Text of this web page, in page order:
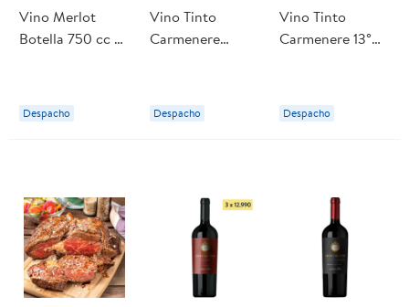
Vino Merlot
Botella 750 cc cc
Despacho
Vino Tinto
Carmenere
Despacho
Vino Tinto
Carmenere 13°
Despacho